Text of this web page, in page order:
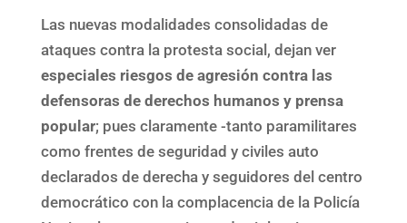
Las nuevas modalidades consolidadas de
ataques contra la protesta social, dejan ver
especiales riesgos de agresión contra las
defensoras de derechos humanos y prensa
popular; pues claramente -tanto paramilitares
como frentes de seguridad y civiles auto
declarados de derecha y seguidores del centro
democrático con la complacencia de la Policía